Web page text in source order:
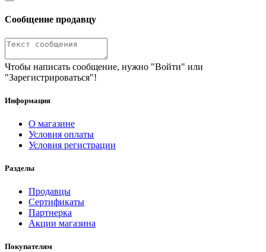
Сообщение продавцу
Чтобы написать сообщение, нужно "Войти" или
"Зарегистрироваться"!
Информация
О магазине
Условия оплаты
Условия регистрации
Разделы
Продавцы
Сертификаты
Партнерка
Акции магазина
Покупателям